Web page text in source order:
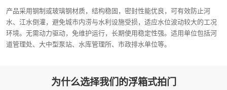
产品采用钢制或玻璃钢材质，结构稳固，密封性能优良，可有效防止河
水、江水倒灌，避免城市内涝与水利设施受损，适应水位波动较大的工况
环境。无需动力驱动，免维护运行，长期使用稳定性强。适用单位包括河
道管理处、大中型泵站、水库管理所、市政排水单位等。
为什么选择我们的浮箱式拍门